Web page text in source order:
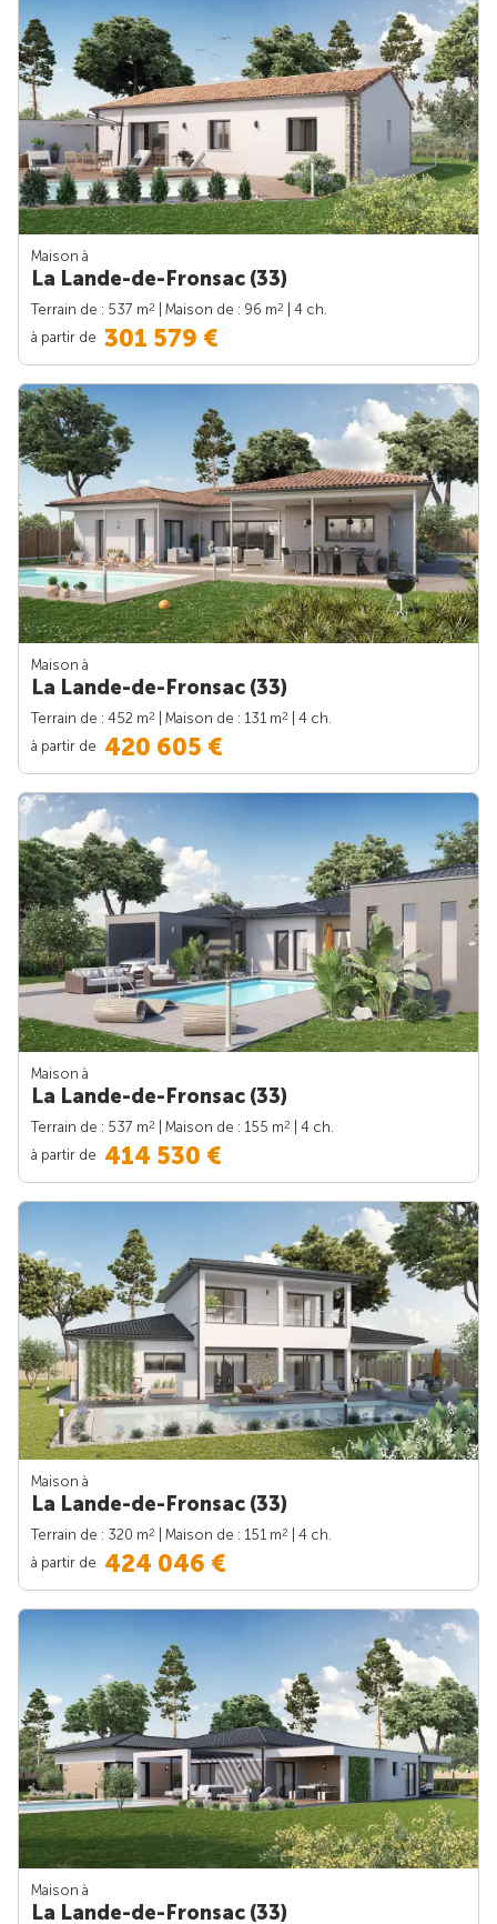
Maison à
La Lande-de-Fronsac (33)
Terrain de : 537 m2 | Maison de : 96 m2
| 4 ch.
à partir de 301 579 €
Maison à
La Lande-de-Fronsac (33)
Terrain de : 452 m2 | Maison de : 131 m2
| 4 ch.
à partir de 420 605 €
Maison à
La Lande-de-Fronsac (33)
Terrain de : 537 m2 | Maison de : 155 m2
| 4 ch.
à partir de 414 530 €
Maison à
La Lande-de-Fronsac (33)
Terrain de : 320 m2 | Maison de : 151 m2
| 4 ch.
à partir de 424 046 €
Maison à
La Lande-de-Fronsac (33)